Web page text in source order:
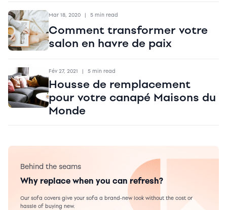
Mar 18, 2020 | 5 min read
Comment transformer votre
salon en havre de paix
Fév 27, 2021 | 5 min read
Housse de remplacement
pour votre canapé Maisons du
Monde
Behind the seams
Why replace when you can refresh?
Our sofa covers give your sofa a brand-new look without the cost or
hassle of buying new.